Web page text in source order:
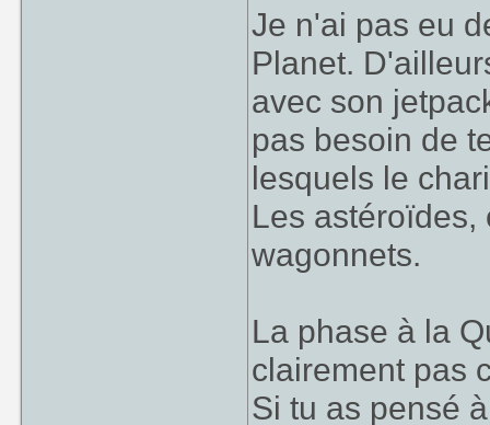
Je n'ai pas eu
Planet.
avec son
pas besoin de
lesquels le
Les astéroïdes,
wagonnets.
La phase à la
clairement pas
Si tu as pensé